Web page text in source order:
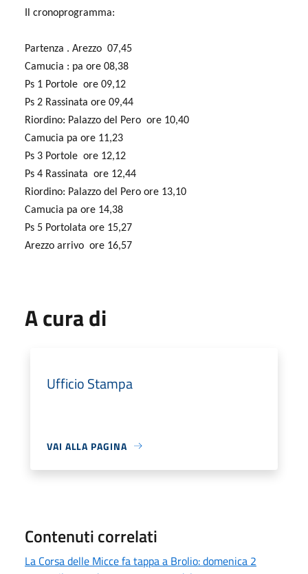
Il cronoprogramma:
Partenza . Arezzo 07,45
Camucia : pa ore 08,38
Ps 1 Portole ore 09,12
Ps 2 Rassinata ore 09,44
Riordino: Palazzo del Pero ore 10,40
Camucia pa ore 11,23
Ps 3 Portole ore 12,12
Ps 4 Rassinata ore 12,44
Riordino: Palazzo del Pero ore 13,10
Camucia pa ore 14,38
Ps 5 Portolata ore 15,27
Arezzo arrivo ore 16,57
A cura di
Ufficio Stampa
VAI ALLA PAGINA
Contenuti correlati
La Corsa delle Micce fa tappa a Brolio: domenica 2